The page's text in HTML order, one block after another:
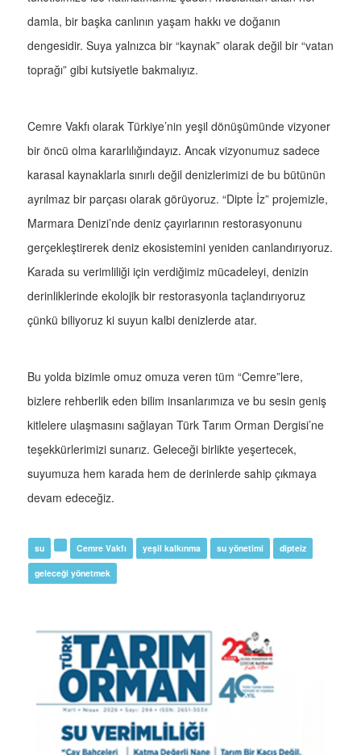
damla, bir başka canlının yaşam hakkı ve doğanın
dengesidir. Suya yalnızca bir “kaynak” olarak değil bir “vatan
toprağı” gibi kutsiyetle bakmalıyız.
Cemre Vakfı olarak Türkiye’nin yeşil dönüşümünde vizyoner
bir öncü olma kararlılığındayız. Ancak vizyonumuz sadece
karasal kaynaklarla sınırlı değil denizlerimizi de bu bütünün
ayrılmaz bir parçası olarak görüyoruz. “Dipte İz” projemizle,
Marmara Denizi’nde deniz çayırlarının restorasyonunu
gerçekleştirerek deniz ekosistemini yeniden canlandırıyoruz.
Karada su verimliliği için verdiğimiz mücadeleyi, denizin
derinliklerinde ekolojik bir restorasyonla taçlandırıyoruz
çünkü biliyoruz ki suyun kalbi denizlerde atar.
Bu yolda bizimle omuz omuza veren tüm “Cemre”lere,
bizlere rehberlik eden bilim insanlarımıza ve bu sesin geniş
kitlelere ulaşmasını sağlayan Türk Tarım Orman Dergisi’ne
teşekkürlerimizi sunarız. Geleceği birlikte yeşertecek,
suyumuza hem karada hem de derinlerde sahip çıkmaya
devam edeceğiz.
su Cemre Vakfı yeşil kalkınma su yönetimi dipteiz
geleceği yönetmek